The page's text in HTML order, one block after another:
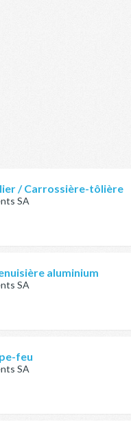
/ Carrossière-tôlière
SA
aluminium
SA
feu
SA